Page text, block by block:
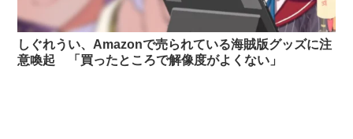
しぐれうい、Amazonで売られている海賊版グッズに注
意喚起 「買ったところで解像度がよくない」